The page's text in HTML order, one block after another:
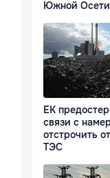
Южной
ЕК
связи с
отстрочить
ТЭС